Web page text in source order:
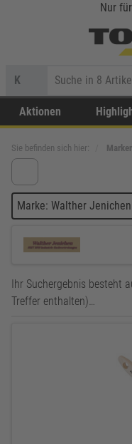
Nur
K
Aktionen
Sie befinden sich hier:
Marke: Walther
Ihr Suchergebnis besteht
Treffer enthalten)…